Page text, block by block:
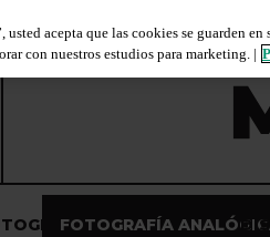
FOTOGRAFÍA
acepta que las cookies se guarden
con nuestros estudios para marketing. |